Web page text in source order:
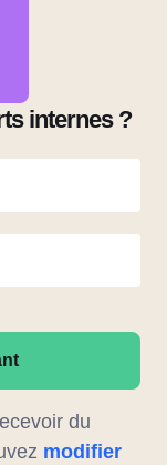
internes ?
du
modifier